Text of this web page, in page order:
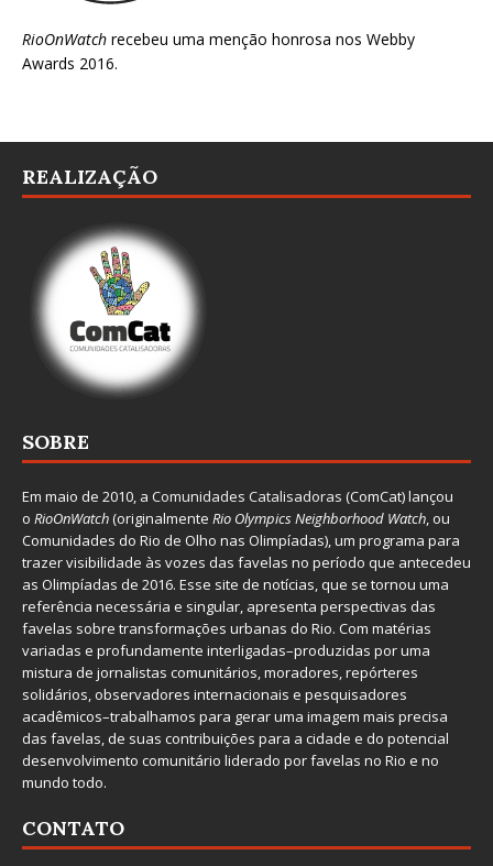
RioOnWatch recebeu uma menção honrosa nos Webby
Awards 2016.
REALIZAÇÃO
SOBRE
Em maio de 2010, a Comunidades Catalisadoras (ComCat) lançou
o RioOnWatch(originalmente Rio Olympics Neighborhood Watch, ou
Comunidades do Rio de Olho nas Olimpíadas), um programa para
trazer visibilidade às vozes das favelas no período que antecedeu
as Olimpíadas de 2016. Esse site de notícias, que se tornou uma
referência necessária e singular, apresenta perspectivas das
favelas sobre transformações urbanas do Rio. Com matérias
variadas e profundamente interligadas–produzidas por uma
mistura de jornalistas comunitários, moradores, repórteres
solidários, observadores internacionais e pesquisadores
acadêmicos–trabalhamos para gerar uma imagem mais precisa
das favelas, de suas contribuições para a cidade e do potencial
desenvolvimento comunitário liderado por favelas no Rio e no
mundo todo.
CONTATO